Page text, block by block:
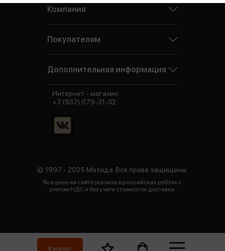
Каталог
Компания
Покупателям
Дополнительная информация
© 1997 - 2025 Метида. Все права защищены.
Все цены на сайте указаны в российских рублях с
учетом НДС и без учета стоимости доставки.
Интернет - магазин:
+7 (937) 079-31-32